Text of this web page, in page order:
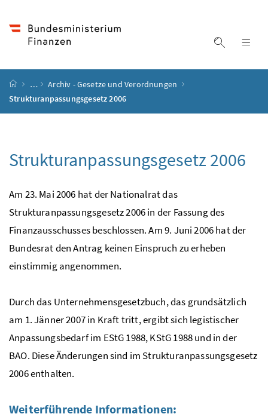
Suche
Startseite
…
Archiv - Gesetze und Verordnungen
Strukturanpassungsgesetz 2006
Strukturanpassungsgesetz 2006
Am 23. Mai 2006 hat der Nationalrat das
Strukturanpassungsgesetz 2006 in der Fassung des
Finanzausschusses beschlossen. Am 9. Juni 2006 hat der
Bundesrat den Antrag keinen Einspruch zu erheben
einstimmig angenommen.
Durch das Unternehmensgesetzbuch, das grundsätzlich
am 1. Jänner 2007 in Kraft tritt, ergibt sich legistischer
Anpassungsbedarf im EStG1988,KStG1988 und in der
BAO. Diese Änderungen sind im Strukturanpassungsgesetz
2006 enthalten.
Weiterführende Informationen: